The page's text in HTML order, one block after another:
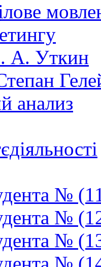
А. Уткин
анализ
№
№
№